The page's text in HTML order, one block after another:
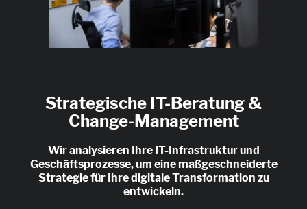
Strategische IT-Beratung &
Change-Management
Wir analysieren Ihre IT-Infrastruktur und
Geschäftsprozesse, um eine maßgeschneiderte
Strategie für Ihre digitale Transformation zu
entwickeln.